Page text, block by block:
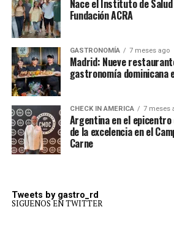
Nace el Instituto de
Fundación ACRA
GASTRONOMÍA 7 meses ago
Madrid: Nueve
gastronomía dominicana
CHECK IN AMERICA 7 meses
Argentina en el
de la excelencia en el
Carne
Tweets by gastro_rd
SIGUENOS EN TWITTER